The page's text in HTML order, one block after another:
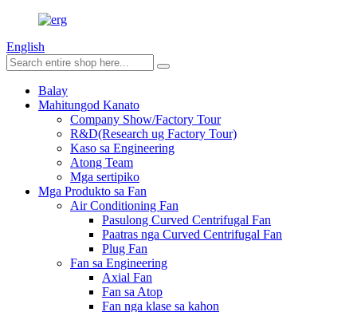
English
Balay
Mahitungod Kanato
Company Show/Factory Tour
R&D(Research ug Factory Tour)
Kaso sa Engineering
Atong Team
Mga sertipiko
Mga Produkto sa Fan
Air Conditioning Fan
Pasulong Curved Centrifugal Fan
Paatras nga Curved Centrifugal Fan
Plug Fan
Fan sa Engineering
Axial Fan
Fan sa Atop
Fan nga klase sa kahon